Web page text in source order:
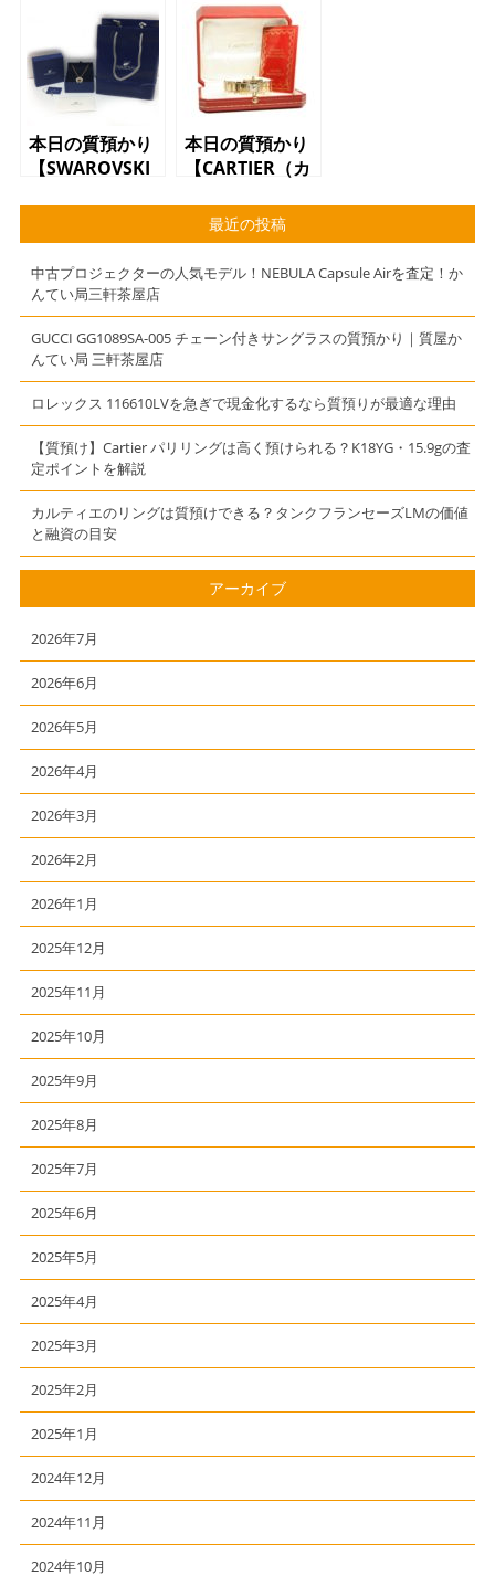
ノラ AH7060-
53E ホワイト
文字盤 SS ク
オーツ メンズ
腕時計】
本日の質預かり
【SWAROVSKI（ス
フ 5139604
ネックレス】
本日の質預かり
【CARTIER（カ
クフランセーズ
SM
W50002N2
時計】
最近の投稿
中古プロジェクターの人気モデル！NEBULA Capsule Airを査定！か
んてい局三軒茶屋店
GUCCI GG1089SA-005 チェーン付きサングラスの質預かり｜質屋か
んてい局 三軒茶屋店
ロレックス 116610LVを急ぎで現金化するなら質預りが最適な理由
【質預け】Cartier パリリングは高く預けられる？K18YG・15.9gの査
定ポイントを解説
カルティエのリングは質預けできる？タンクフランセーズLMの価値
と融資の目安
アーカイブ
2026年7月
2026年6月
2026年5月
2026年4月
2026年3月
2026年2月
2026年1月
2025年12月
2025年11月
2025年10月
2025年9月
2025年8月
2025年7月
2025年6月
2025年5月
2025年4月
2025年3月
2025年2月
2025年1月
2024年12月
2024年11月
2024年10月